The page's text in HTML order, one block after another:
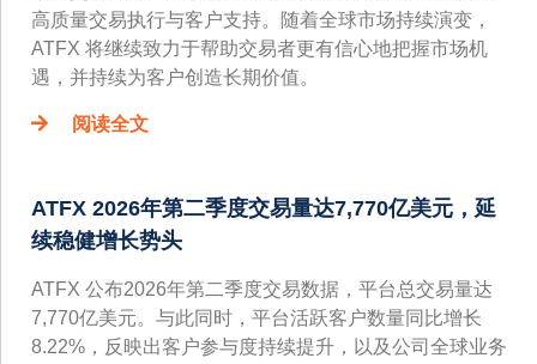
高质量交易执行与客户支持。随着全球市场持续演变，
ATFX 将继续致力于帮助交易者更有信心地把握市场机
遇，并持续为客户创造长期价值。
阅读全文
ATFX 2026年第二季度交易量达7,770亿美元，延
续稳健增长势头
ATFX 公布2026年第二季度交易数据，平台总交易量达
7,770亿美元。与此同时，平台活跃客户数量同比增长
8.22%，反映出客户参与度持续提升，以及公司全球业务